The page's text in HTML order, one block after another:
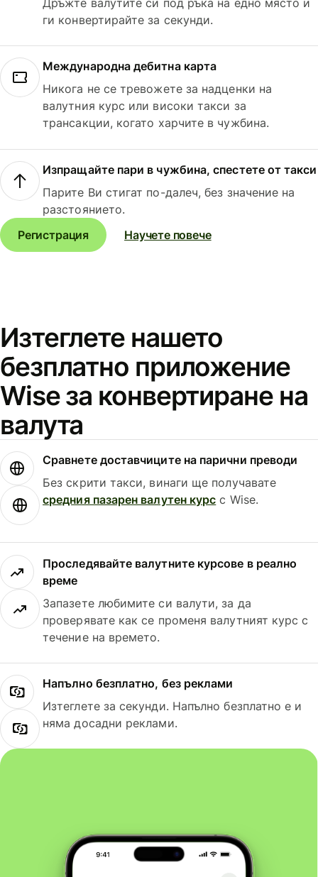
ги конвертирайте за секунди.
Международна дебитна карта
Никога не се тревожете за надценки на
валутния курс или високи такси за
трансакции, когато харчите в чужбина.
Изпращайте пари в чужбина, спестете от такси
Парите Ви стигат по-далеч, без значение на
разстоянието.
Регистрация
Научете повече
Изтеглете нашето
безплатно приложение
Wise за конвертиране на
валута
Сравнете доставчиците на парични преводи
Без скрити такси, винаги ще получавате
средния пазарен валутен курс с Wise.
Проследявайте валутните курсове в реално
време
Запазете любимите си валути, за да
проверявате как се променя валутният курс с
течение на времето.
Напълно безплатно, без реклами
Изтеглете за секунди. Напълно безплатно е и
няма досадни реклами.